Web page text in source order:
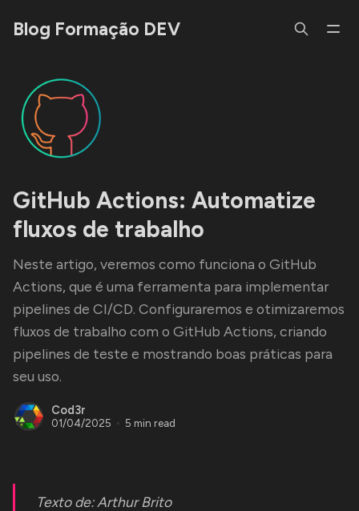
Blog Formação DEV
GitHub Actions: Automatize
fluxos de trabalho
Neste artigo, veremos como funciona o GitHub
Actions, que é uma ferramenta para implementar
pipelines de CI/CD. Configuraremos e otimizaremos
fluxos de trabalho com o GitHub Actions, criando
pipelines de teste e mostrando boas práticas para
seu uso.
Cod3r
01/04/2025 5 min read
Texto de:Arthur Brito